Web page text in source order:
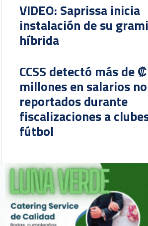
VIDEO: Saprissa inicia
instalación de su
híbrida
CCSS detectó más de
millones en salarios no
reportados durante
fiscalizaciones a
fútbol